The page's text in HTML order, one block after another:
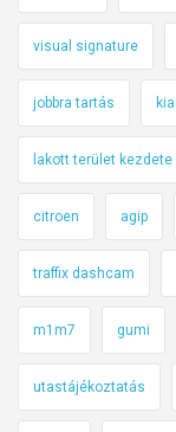
visual signature
jobbra tartás kia
lakott terület kezdete
citroen agip
traffix dashcam
m1m7 gumi
utastájékoztatás